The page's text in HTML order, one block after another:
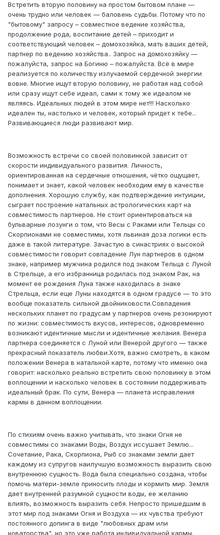
Встретить вторую половину на простом бытовом плане —
очень трудно или человек — баловень судьбы. Потому что по
"бытовому" запросу – совместное ведение хозяйства,
продолжение рода, воспитание детей – приходит и
соответствующий человек – домохозяйка, мать ваших детей,
партнер по ведению хозяйства.. Запрос на домохозяйку —
пожалуйста, запрос на Богиню – пожалуйста. Всё в мире
реализуется по количеству излучаемой сердечной энергии
вовне. Многие ищут вторую половину, не работая над собой
или сразу ищут себе идеал, сами к тому же идеалом не
являясь. Идеальных людей в этом мире нет!!! Насколько
идеален ты, настолько и человек, который придет к тебе...
Развивающиеся люди развивают мир.
Возможность встречи cо своей половинкой зависит от
скорости индивидуального развития. Личность,
ориентированная на сердечные отношения, чётко ощущает,
понимает и знает, какой человек необходим ему в качестве
дополнения. Хорошую службу, как подтверждение интуиции,
сыграет построение натальных астрологических карт на
совместимость партнеров. Не стоит ориентироваться на
бульварные лозунги о том, что Весы с Раками или Тельцы со
Скорпионами не совместимы, хотя львиная доза логики есть
даже в такой литературе. Зачастую в синастриях о высокой
совместимости говорит совпадение Лун партнеров в одном
знаке, например мужчина родился под знаком Тельца с Луной
в Стрельце, а его избранница родилась под знаком Рак, на
момент ее рождения Луна также находилась в знаке
Стрельца, если еще Луны находятся в одном градусе — то это
вообще показатель сильной двойниковости.Совпадения
нескольких планет по градусам у партнеров очень резонируют
по жизни: совместимость вкусов, интересов, одновременно
возникают идентичные мысли и идентичные желания. Венера
партнера соединяется с Луной или Венерой другого — также
прекрасный показатель любви.Хотя, важно смотреть, в каком
положении Венера в натальной карте, потому что именно она
говорит: насколько реально встретить свою половинку в этом
воплощении и насколько человек в состоянии поддерживать
идеальный брак. По сути, Венера — планета исправления
кармы в данном воплощении.
По стихиям очень важно учитывать, что знаки Огня не
совместимы со знаками Воды, Воздух иссушает Землю...
Сочетание, Рака, Скорпиона, Рыб со знаками земли дает
каждому из супругов наилучшую возможность выразить свою
внутреннюю сущность. Вода была специально создана, чтобы
помочь матери-земле приносить плоды и кормить мир. Земля
дает внутренней разумной сущности воды, ее желанию
влиять, возможность выразить себя. Непросто пришедшим в
этот мир под знаками Огня и Воздуха — их чувства требуют
постоянного допинга в виде "любовных драм или
новаторства", но это уже работа индивидуальной кармы.